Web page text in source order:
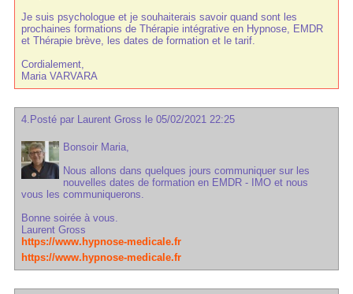
Je suis psychologue et je souhaiterais savoir quand sont les
prochaines formations de Thérapie intégrative en Hypnose, EMDR
et Thérapie brève, les dates de formation et le tarif.
Cordialement,
Maria VARVARA
4. Posté par Laurent Gross le 05/02/2021 22:25
Bonsoir Maria,
Nous allons dans quelques jours communiquer sur les
nouvelles dates de formation en EMDR - IMO et nous
vous les communiquerons.
Bonne soirée à vous.
Laurent Gross
https://www.hypnose-medicale.fr
https://www.hypnose-medicale.fr